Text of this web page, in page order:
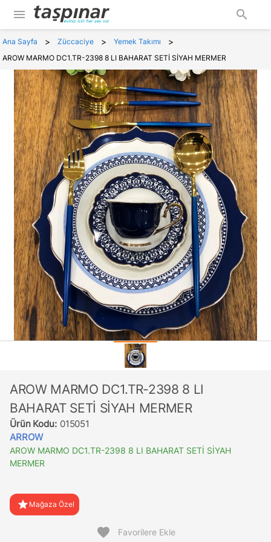
menu search
Ana Sayfa > Züccaciye > Yemek Takımı >
AROW MARMO DC1.TR-2398 8 LI BAHARAT SETİ SİYAH MERMER
AROW MARMO DC1.TR-2398 8 LI
BAHARAT SETİ SİYAH MERMER
Ürün Kodu: 015051
ARROW
AROW MARMO DC1.TR-2398 8 LI BAHARAT SETİ SİYAH
MERMER
star Mağaza Özel
favorite Favorilere Ekle